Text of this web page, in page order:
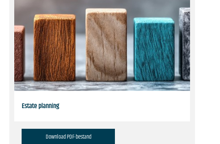
Estate planning
Download PDF-bestand